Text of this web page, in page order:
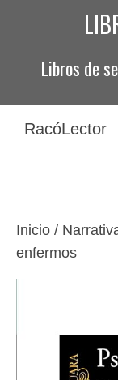
Libros de
RacóLector
Inicio /
enfermos